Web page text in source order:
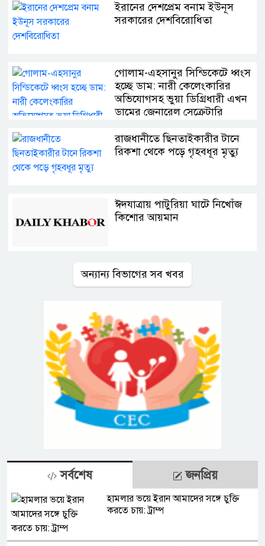
ইরানের দেশপ্রেম বনাম ইউনূস
সরকারের দেশবিরোধিতা
গোলাম-এহসানুর সিন্ডিকেটে ধ্বংস
হচ্ছে ডাম: নারী কেলেংকারির
অভিযোগসহ ভুয়া ডিগ্রিধারী এখন
ডামের জেনারেল সেক্রেটারি
রাজধানীতে ছিনতাইকারীর টানে
রিকশা থেকে পড়ে গৃহবধূর মৃত্যু
ঈদযাত্রায় পাটুরিয়া ঘাটে নিখোঁজ
কিশোর আয়মান
অন্যান্য বিভাগের সব খবর
সর্বশেষ জনপ্রিয়
হামলার ভয়ে ইরান আমাদের সঙ্গে চুক্তি
করতে চায়: ট্রাম্প